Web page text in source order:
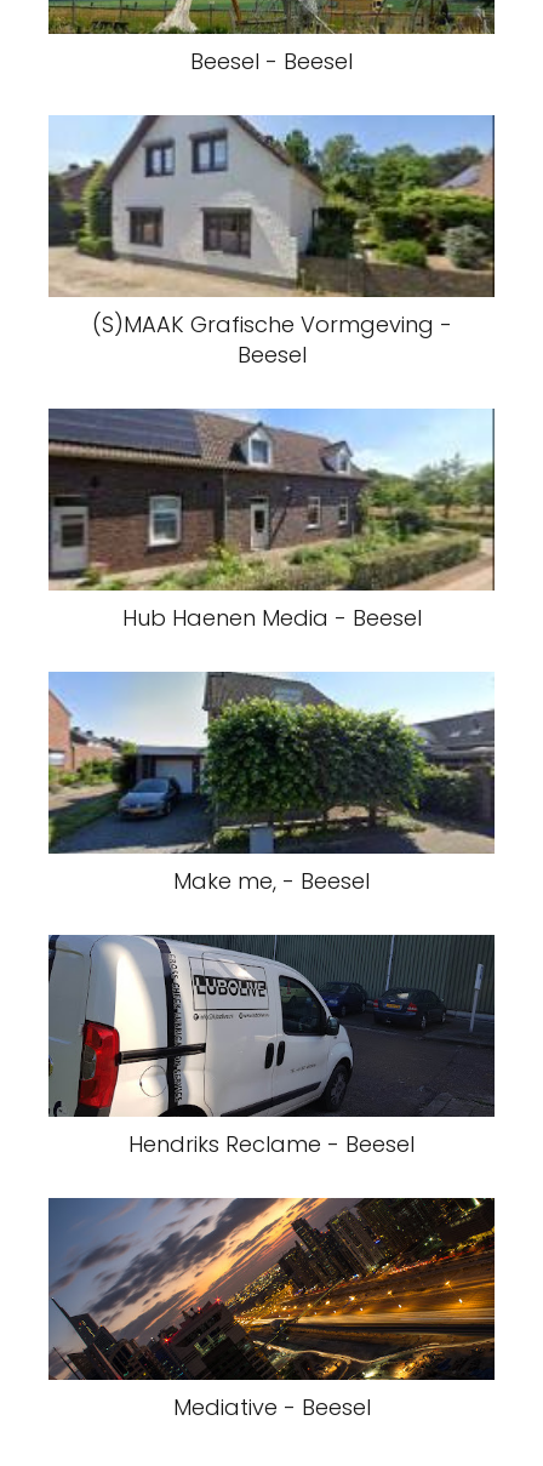
Beesel - Beesel
(S)MAAK Grafische Vormgeving -
Beesel
Hub Haenen Media - Beesel
Make me, - Beesel
Hendriks Reclame - Beesel
Mediative - Beesel